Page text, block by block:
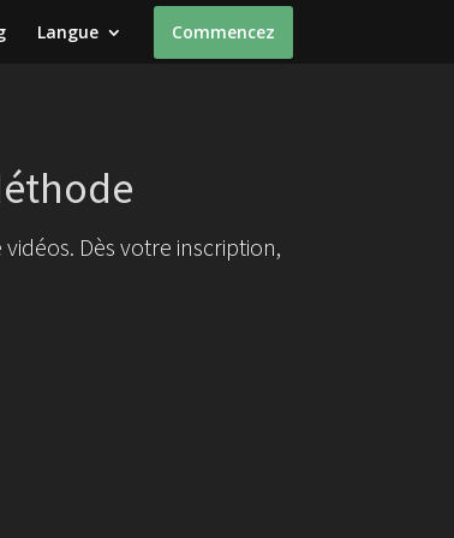
Langue Commencez
Dès votre inscription,